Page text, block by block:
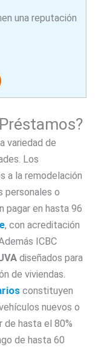
una reputación
variedad de
Los
a la remodelación
personales o
pagar en hasta 96
, con acreditación
ICBC
diseñados para
de viviendas.
constituyen
nuevos o
de hasta el 80%
de hasta 60